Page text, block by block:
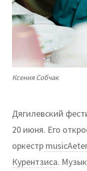
Ксения Собчак
Дягилевский
20 июня. Его
оркестр
Курентзиса.